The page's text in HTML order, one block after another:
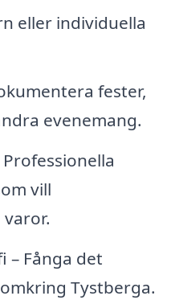
eller individuella
fester,
evenemang.
vill
– Fånga det
Tystberga.